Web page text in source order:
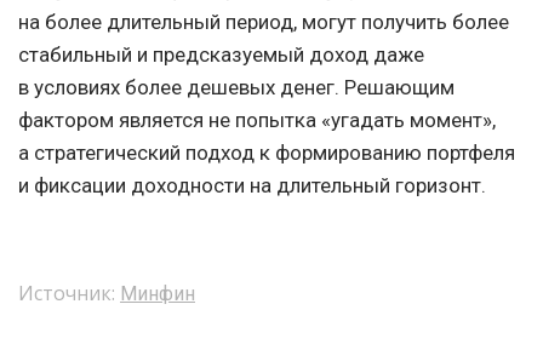
на более длительный период, могут получить более
стабильный и предсказуемый доход даже
в условиях более дешевых денег. Решающим
фактором является не попытка «угадать момент»,
а стратегический подход к формированию портфеля
и фиксации доходности на длительный горизонт.
Источник: Минфин